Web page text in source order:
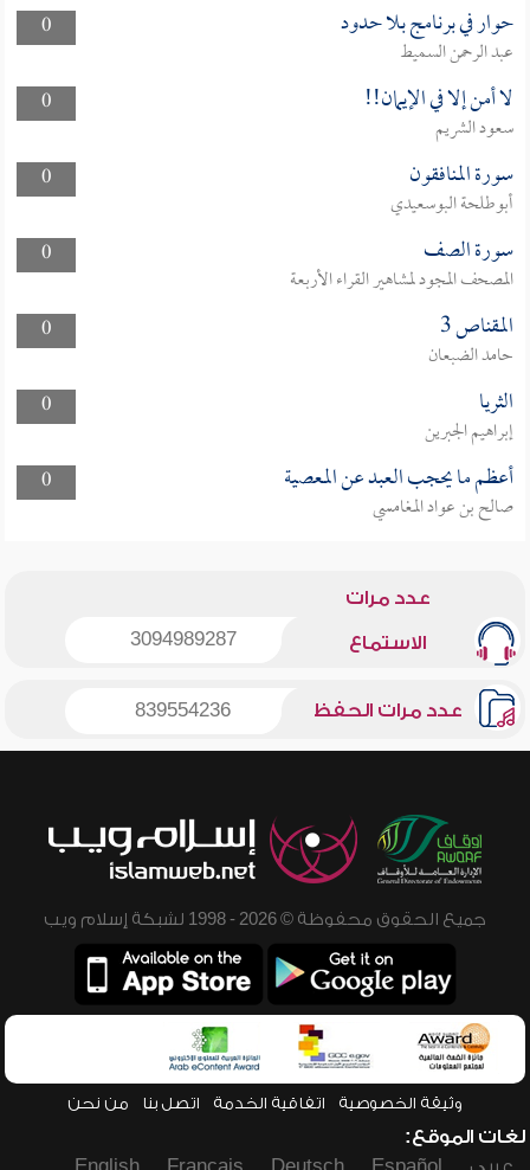
0 حوار في برنامج بلا حدود
عبد الرحمن السميط
0
لا أمن إلا في الإيمان!!
سعود الشريم
0
سورة المنافقون
أبوطلحة البوسعيدي
0
سورة الصف
المصحف المجود لمشاهير القراء الأربعة
0
المقناص 3
حامد الضبعان
0
الثريا
إبراهيم الجبرين
0
أعظم ما يحجب العبد عن المعصية
صالح بن عواد المغامسي
عدد مرات
الاستماع 3094989287
عدد مرات الحفظ 839554236
جميع الحقوق محفوظة © 2026 - 1998 لشبكة إسلام ويب
وثيقة الخصوصية اتفاقية الخدمة اتصل بنا من نحن
لغات الموقع: